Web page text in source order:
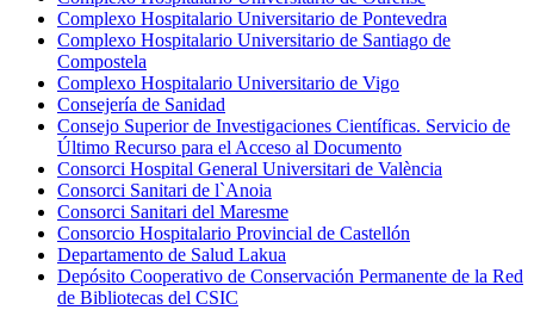
Complexo Hospitalario Universitario de Pontevedra
Complexo Hospitalario Universitario de Santiago de
Compostela
Complexo Hospitalario Universitario de Vigo
Consejería de Sanidad
Consejo Superior de Investigaciones Científicas. Servicio de
Último Recurso para el Acceso al Documento
Consorci Hospital General Universitari de València
Consorci Sanitari de l`Anoia
Consorci Sanitari del Maresme
Consorcio Hospitalario Provincial de Castellón
Departamento de Salud Lakua
Depósito Cooperativo de Conservación Permanente de la Red
de Bibliotecas del CSIC